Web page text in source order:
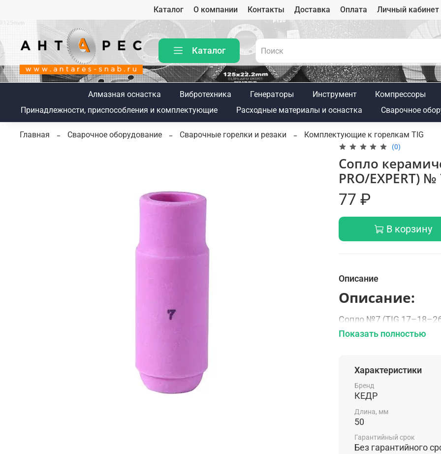
Каталог О компании Контакты Доставка Оплата Личный кабинет
Каталог
Алмазная оснастка Вибротехника Генераторы Инструмент Компрессоры
Принадлежности, приспособления и комплектующие
Расходные материалы и оснастка Сварочное
Главная Сварочное оборудование Сварочные горелки и резаки Комплектующие к горелкам TIG
(0)
Сопло
PRO/EXPERT)
77 ₽
В корзину
Описание
Описание:
Сопло №7 (TIG
аргонодуговой сварки
Особенности:
Тип — TIG
Комплектация:
Сопло горелки — 1
Показать полностью
Характеристики
Бренд
КЕДР
Длина, мм
50
Гарантийный срок
Без гарантийного